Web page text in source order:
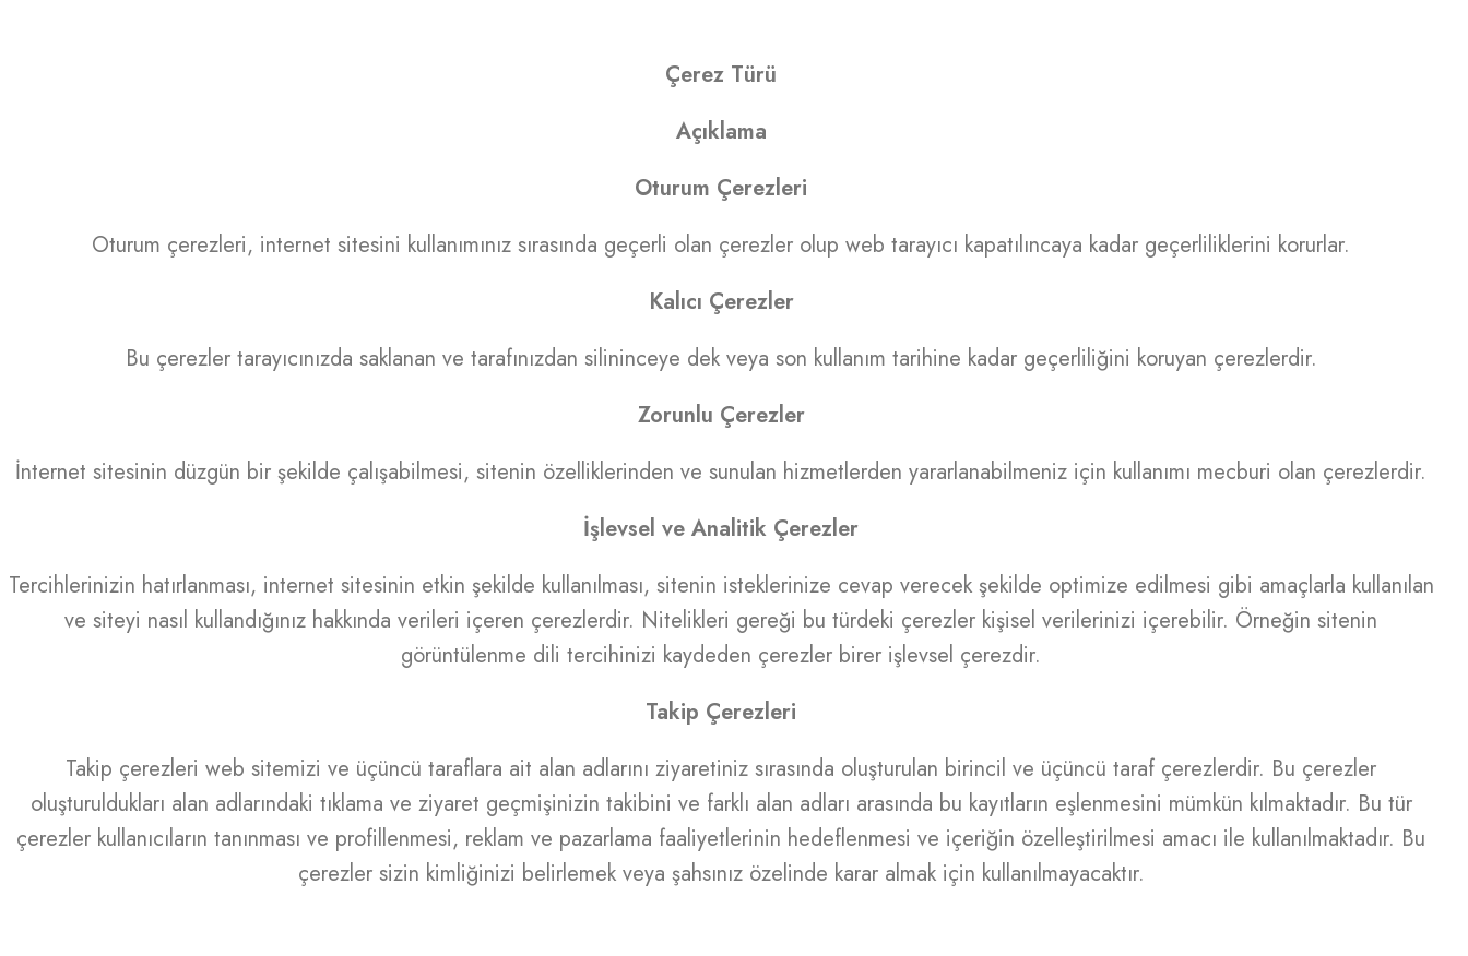
Çerez Türü
Açıklama
Oturum Çerezleri
Oturum çerezleri, internet sitesini kullanımınız sırasında geçerli olan çerezler olup web tarayıcı kapatılıncaya kadar geçerliliklerini korurlar.
Kalıcı Çerezler
Bu çerezler tarayıcınızda saklanan ve tarafınızdan silininceye dek veya son kullanım tarihine kadar geçerliliğini koruyan çerezlerdir.
Zorunlu Çerezler
İnternet sitesinin düzgün bir şekilde çalışabilmesi, sitenin özelliklerinden ve sunulan hizmetlerden yararlanabilmeniz için kullanımı mecburi olan çerezlerdir.
İşlevsel ve Analitik Çerezler
Tercihlerinizin hatırlanması, internet sitesinin etkin şekilde kullanılması, sitenin isteklerinize cevap verecek şekilde optimize edilmesi gibi amaçlarla kullanılan
ve siteyi nasıl kullandığınız hakkında verileri içeren çerezlerdir. Nitelikleri gereği bu türdeki çerezler kişisel verilerinizi içerebilir. Örneğin sitenin
görüntülenme dili tercihinizi kaydeden çerezler birer işlevsel çerezdir.
Takip Çerezleri
Takip çerezleri web sitemizi ve üçüncü taraflara ait alan adlarını ziyaretiniz sırasında oluşturulan birincil ve üçüncü taraf çerezlerdir. Bu çerezler
oluşturuldukları alan adlarındaki tıklama ve ziyaret geçmişinizin takibini ve farklı alan adları arasında bu kayıtların eşlenmesini mümkün kılmaktadır. Bu tür
çerezler kullanıcıların tanınması ve profillenmesi, reklam ve pazarlama faaliyetlerinin hedeflenmesi ve içeriğin özelleştirilmesi amacı ile kullanılmaktadır. Bu
çerezler sizin kimliğinizi belirlemek veya şahsınız özelinde karar almak için kullanılmayacaktır.